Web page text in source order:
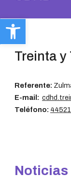
Abrir
Treinta y
Referente:
E-mail:
Teléfono: